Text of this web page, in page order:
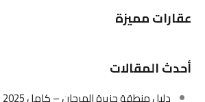
عقارات مميزة
أحدث المقالات
دليل منطقة جزيرة المرجان – كامل 2025